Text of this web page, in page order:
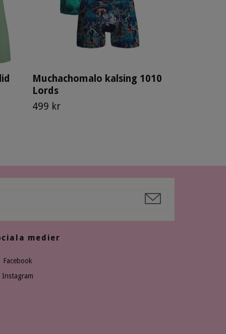
Muchachomalo kalsing 1010
Lords
499 kr
medier
Facebook
Instagram